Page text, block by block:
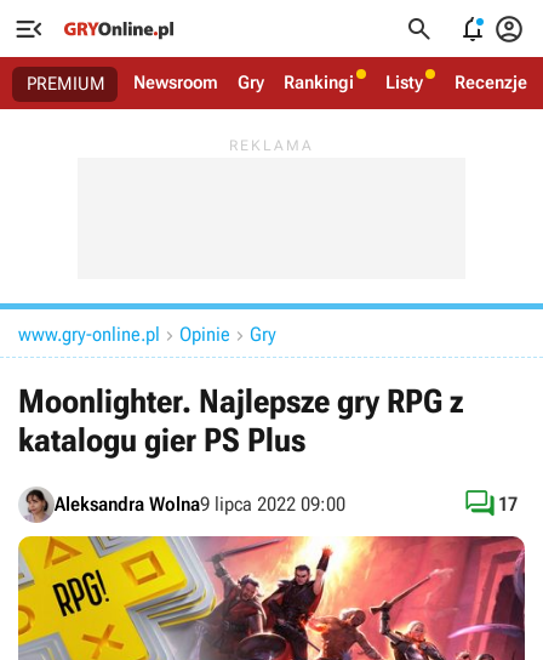
   
PREMIUM Newsroom Gry Rankingi Listy Recenzje
www.gry-online.pl  Opinie  Gry
Moonlighter. Najlepsze gry RPG z
katalogu gier PS Plus
Aleksandra Wolna9 lipca 2022 09:00  17